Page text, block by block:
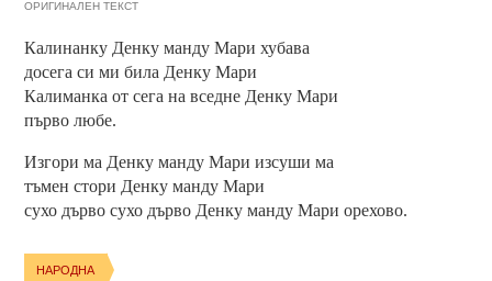
ОРИГИНАЛЕН ТЕКСТ
Калинанку Денку манду Мари хубава
досега си ми била Денку Мари
Калиманка от сега на вседне Денку Мари
първо любе.
Изгори ма Денку манду Мари изсуши ма
тъмен стори Денку манду Мари
сухо дърво сухо дърво Денку манду Мари орехово.
НАРОДНА